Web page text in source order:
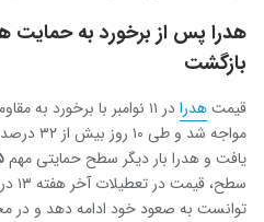
هدرا پس از برخورد به
بازگشت
قیمتهدرادر ۱۱ نوامبر با برخورد به مقاومت روزانه
مواجه
یافت و هدرا بار دیگر سطح حمایتی مهم
توانست به صعود خود ادامه دهد و در